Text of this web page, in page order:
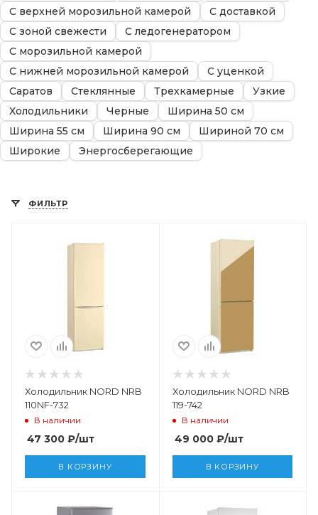
С верхней морозильной камерой
С доставкой
С зоной свежести
С ледогенератором
С морозильной камерой
С нижней морозильной камерой
С уценкой
Саратов
Стеклянные Трехкамерные
Узкие
Холодильники
Черные
Ширина 50 см
Ширина 55 см
Ширина 90 см
Шириной 70 см
Широкие
Энергосберегающие
ФИЛЬТР
Холодильник NORD NRB
110NF-732
В наличии
47 300 ₽/шт
В КОРЗИНУ
Холодильник NORD NRB
119-742
В наличии
49 000₽/шт
В КОРЗИНУ